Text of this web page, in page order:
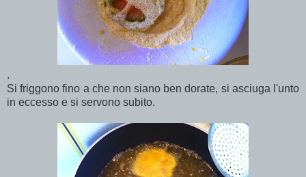
.
Si friggono fino a che non siano ben dorate, si asciuga l'unto
in eccesso e si servono subito.